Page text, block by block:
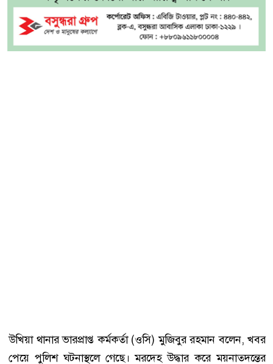
উখিয়া থানার ভারপ্রাপ্ত কর্মকর্তা (ওসি) মুজিবুর রহমান বলেন, খবর
পেয়ে পুলিশ ঘটনাস্থলে গেছে। মরদেহ উদ্ধার করে ময়নাতদন্তের